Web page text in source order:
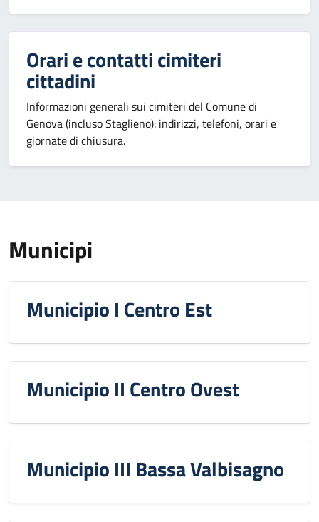
Orari e contatti cimiteri
cittadini
Informazioni generali sui cimiteri del Comune di
Genova (incluso Staglieno): indirizzi, telefoni, orari e
giornate di chiusura.
Municipi
Municipio I Centro Est
Municipio II Centro Ovest
Municipio III Bassa Valbisagno